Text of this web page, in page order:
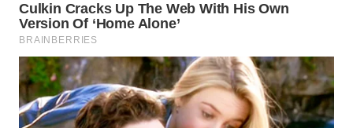
WN
CIREBON
WN
INDRAMAYU